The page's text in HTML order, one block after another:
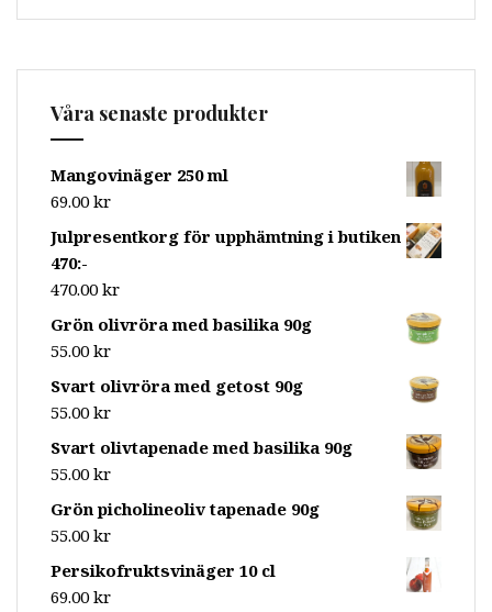
Våra senaste produkter
Mangovinäger 250 ml
69.00 kr
Julpresentkorg för upphämtning i butiken
470:-
470.00 kr
Grön olivröra med basilika 90g
55.00 kr
Svart olivröra med getost 90g
55.00 kr
Svart olivtapenade med basilika 90g
55.00 kr
Grön picholineoliv tapenade 90g
55.00 kr
Persikofruktsvinäger 10 cl
69.00 kr